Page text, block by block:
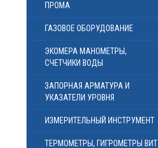
ПРОМА
ГАЗОВОЕ ОБОРУДОВАНИЕ
ЭКОМЕРА МАНОМЕТРЫ,
СЧЕТЧИКИ ВОДЫ
ЗАПОРНАЯ АРМАТУРА И
УКАЗАТЕЛИ УРОВНЯ
ИЗМЕРИТЕЛЬНЫЙ ИНСТРУМЕНТ
ТЕРМОМЕТРЫ, ГИГРОМЕТРЫ ВИТ